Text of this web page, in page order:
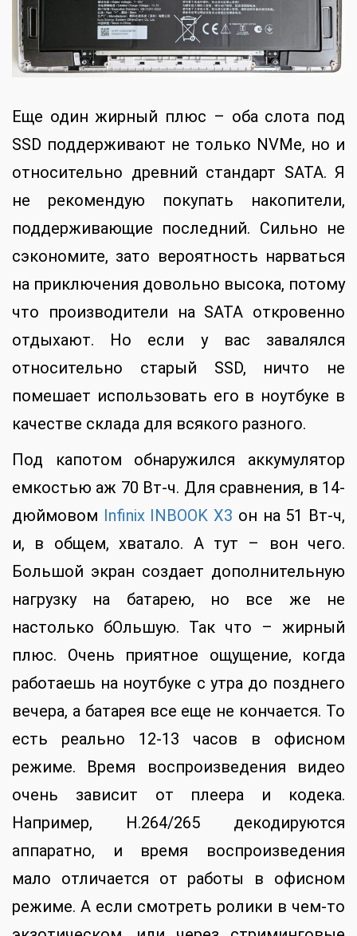
Еще один жирный плюс – оба слота под
SSD поддерживают не только NVMe, но и
относительно древний стандарт SATA. Я
не рекомендую покупать накопители,
поддерживающие последний. Сильно не
сэкономите, зато вероятность нарваться
на приключения довольно высока, потому
что производители на SATA откровенно
отдыхают. Но если у вас завалялся
относительно старый SSD, ничто не
помешает использовать его в ноутбуке в
качестве склада для всякого разного.
Под капотом обнаружился аккумулятор
емкостью аж 70 Вт-ч. Для сравнения, в 14-
дюймовом Infinix INBOOK X3 он на 51 Вт-ч,
и, в общем, хватало. А тут – вон чего.
Большой экран создает дополнительную
нагрузку на батарею, но все же не
настолько бОльшую. Так что – жирный
плюс. Очень приятное ощущение, когда
работаешь на ноутбуке с утра до позднего
вечера, а батарея все еще не кончается. То
есть реально 12-13 часов в офисном
режиме. Время воспроизведения видео
очень зависит от плеера и кодека.
Например, H.264/265 декодируются
аппаратно, и время воспроизведения
мало отличается от работы в офисном
режиме. А если смотреть ролики в чем-то